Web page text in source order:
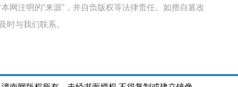
网注明的“来源”，并自负版权等法律责任。如擅自篡改
时与我们联系。